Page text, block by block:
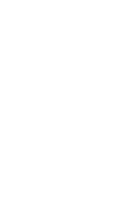
pasidžiaugė, kad ir
LKT patariamosios
patariamosios tarybos
apie Patariamosios
principus, narių ir
dalyvavimą
bendradarbiavimo
Patariamosios